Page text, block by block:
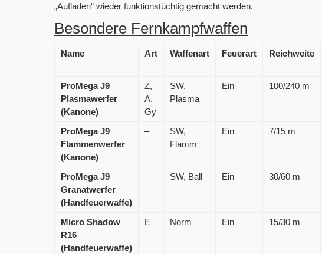
„Aufladen“ wieder funktionstüchtig gemacht werden.
Besondere Fernkampfwaffen
Name Art Waffenart Feuerart Reichweite
ProMega J9
Plasmawerfer
(Kanone)
Z,
A,
Gy
SW,
Plasma
Ein 100/240 m
ProMega J9
Flammenwerfer
(Kanone)
–
SW,
Flamm
Ein 7/15 m
ProMega J9
Granatwerfer
(Handfeuerwaffe)
– SW, Ball Ein 30/60 m
Micro Shadow
R16
(Handfeuerwaffe)
E Norm Ein 15/30 m